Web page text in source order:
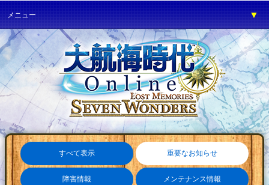
メニュー ▼
ゲーム紹介 ▼
プレイガイド ▼
サービス ▼
イベント ▼
開発の部屋 ▼
サポート ▼
ファンワールド ▼
ネットカフェ ▼
すべて表示 重要なお知らせ
障害情報 メンテナンス情報